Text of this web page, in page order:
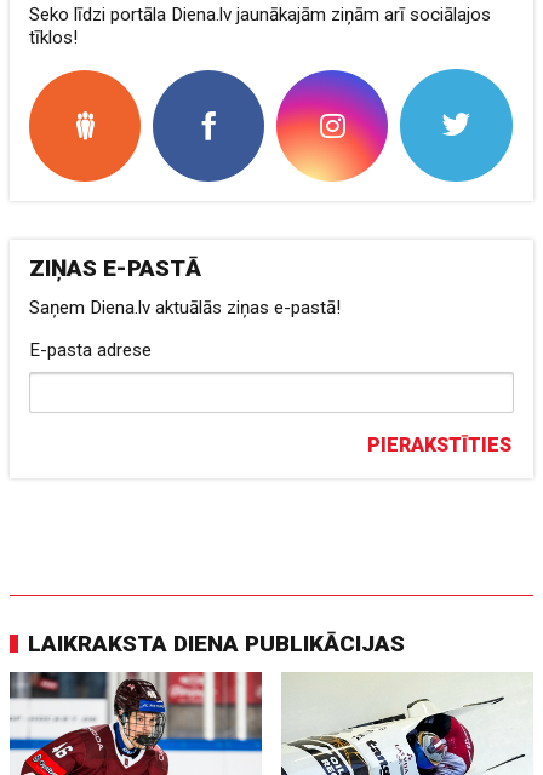
Seko līdzi portāla Diena.lv jaunākajām ziņām arī sociālajos
tīklos!
ZIŅAS E-PASTĀ
Saņem Diena.lv aktuālās ziņas e-pastā!
E-pasta adrese
PIERAKSTĪTIES
LAIKRAKSTA DIENA PUBLIKĀCIJAS